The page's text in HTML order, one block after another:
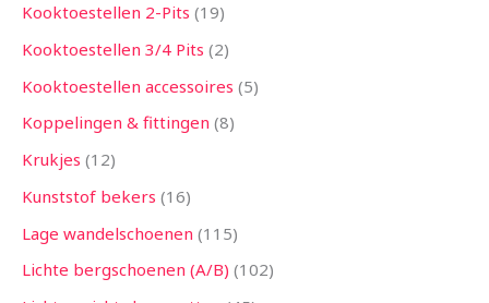
Kooktoestellen 2-Pits 19
Kooktoestellen 3/4 Pits 2
Kooktoestellen accessoires 5
Koppelingen & fittingen 8
Krukjes 12
Kunststof bekers 16
Lage wandelschoenen 115
Lichte bergschoenen (A/B) 102